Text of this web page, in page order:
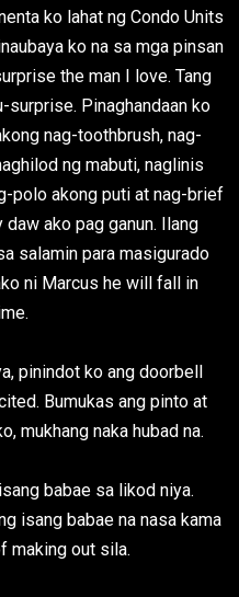
ko lahat ng Condo Units
ko na sa mga pinsan
the man I love. Tang
surprise. Pinaghandaan ko
nag-toothbrush, nag-
ng mabuti, naglinis
polo akong puti at nag-brief
ako pag ganun. Ilang
salamin para masigurado
ni Marcus he will fall in
pinindot ko ang doorbell
Bumukas ang pinto at
mukhang naka hubad na.
babae sa likod niya.
isang babae na nasa kama
making out sila.